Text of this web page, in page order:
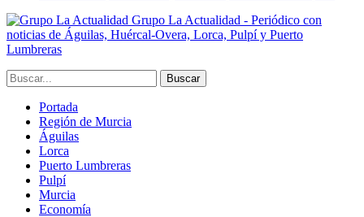
Grupo La Actualidad - Periódico con
noticias de Águilas, Huércal-Overa, Lorca, Pulpí y Puerto
Lumbreras
Portada
Región de Murcia
Águilas
Lorca
Puerto Lumbreras
Pulpí
Murcia
Economía